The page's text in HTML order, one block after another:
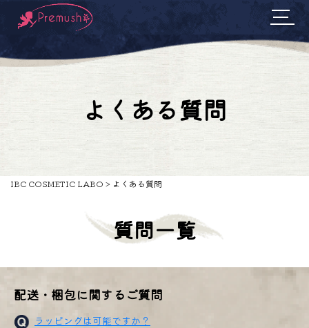
よくある質問
IBC COSMETIC LABO > よくある質問
質問一覧
配送・梱包に関するご質問
ラッピングは可能ですか？